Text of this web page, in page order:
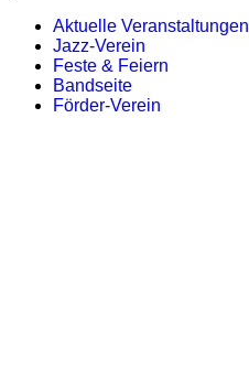
Aktuelle Veranstaltungen
Jazz-Verein
Feste & Feiern
Bandseite
Förder-Verein